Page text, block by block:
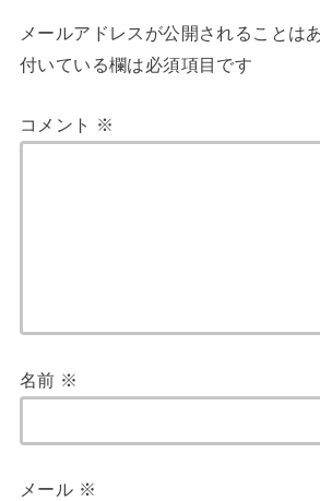
メールアドレスが公開されることは
付いている欄は必須項目です
コメント ※
名前 ※
メール ※